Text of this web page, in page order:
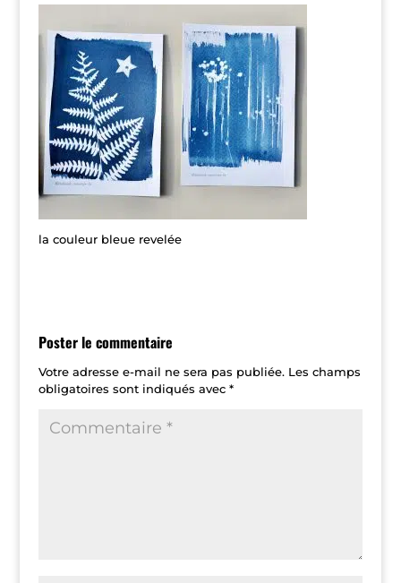
la couleur bleue revelée
Poster le commentaire
Votre adresse e-mail ne sera pas publiée. Les champs
obligatoires sont indiqués avec *